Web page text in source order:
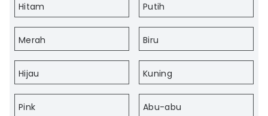
Hitam Putih
Merah Biru
Hijau Kuning
Pink Abu-abu